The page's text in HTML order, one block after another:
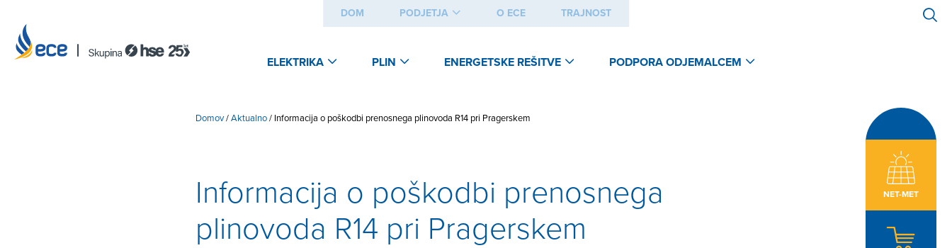
DOM PODJETJA O ECE TRAJNOST
ELEKTRIKA PLIN ENERGETSKE REŠITVE PODPORA ODJEMALCEM
NET-MET
Domov/Aktualno/ Informacija o poškodbi prenosnega plinovoda R14 pri Pragerskem
Informacija o poškodbi prenosnega
plinovoda R14 pri Pragerskem